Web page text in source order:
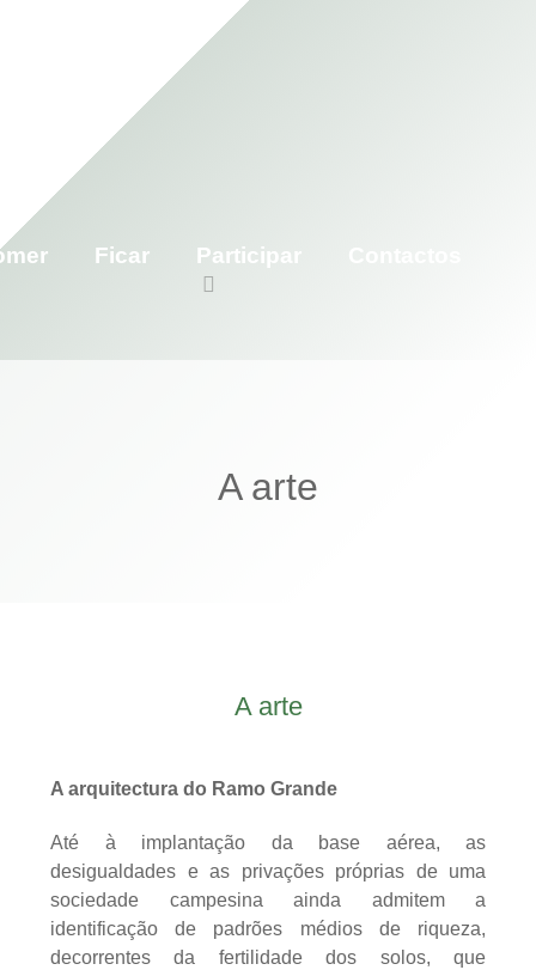
Ficar Participar
A arte
A arte
A arquitectura do Ramo Grande
Até à implantação da base aérea, as
desigualdades e as privações próprias de uma
sociedade campesina ainda admitem a
identificação de padrões médios de riqueza,
decorrentes da fertilidade dos solos, que